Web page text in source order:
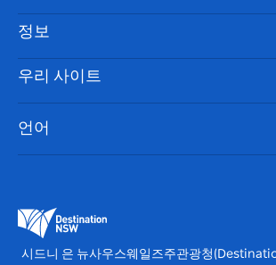
램
부인 성명
쿠키 고지
목적지
할 일
이벤트
숙소
정보
여행 정보
시드니 접근성
귀하의 사업을 등록하세요
우리 사이트
뉴사우스웨일즈주관광청(Destination
비비드 시드니(Vivid Sydney)
언어
시드니 은 뉴사우스웨일즈주관광청